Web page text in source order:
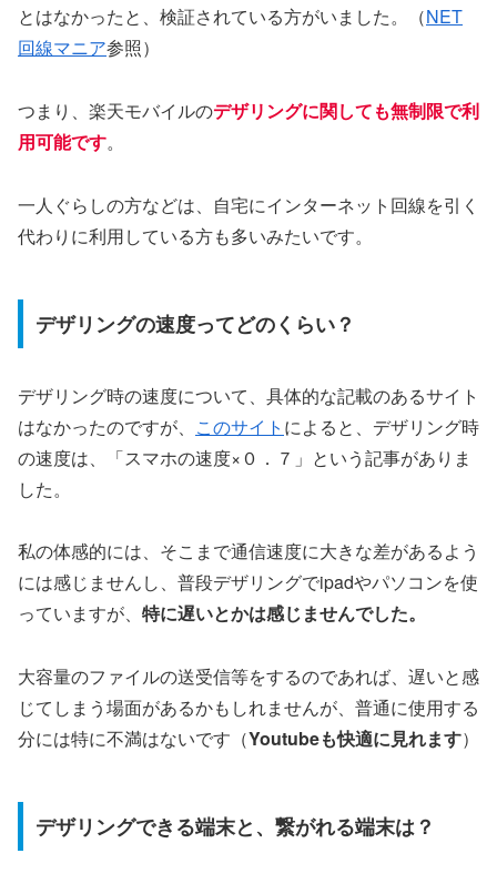
とはなかったと、検証されている方がいました。（NET
回線マニア参照）
つまり、楽天モバイルのデザリングに関しても無制限で利
用可能です。
一人ぐらしの方などは、自宅にインターネット回線を引く
代わりに利用している方も多いみたいです。
デザリングの速度ってどのくらい？
デザリング時の速度について、具体的な記載のあるサイト
はなかったのですが、 このサイト によると、デザリング時
の速度は、「スマホの速度×０．７」という記事がありま
した。
私の体感的には、そこまで通信速度に大きな差があるよう
には感じませんし、普段デザリングでipadやパソコンを使
っていますが、 特に遅いとかは感じませんでした。
大容量のファイルの送受信等をするのであれば、遅いと感
じてしまう場面があるかもしれませんが、普通に使用する
分には特に不満はないです（Youtubeも快適に見れます）
デザリングできる端末と、繋がれる端末は？